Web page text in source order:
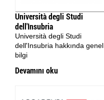
Università degli Studi
dell'Insubria
Università degli Studi
dell'Insubria​ hakkında genel
bilgi
Devamını oku